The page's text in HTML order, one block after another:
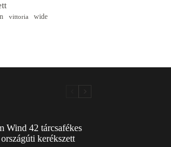
vittoria wide
Wind 42 tárcsafékes
kerékszett